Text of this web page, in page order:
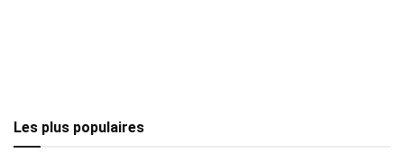
Les plus populaires